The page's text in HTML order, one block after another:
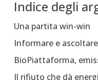
Indice degli
Una partita win-win
Informare e ascoltare
BioPiattaforma,
Il rifiuto che dà